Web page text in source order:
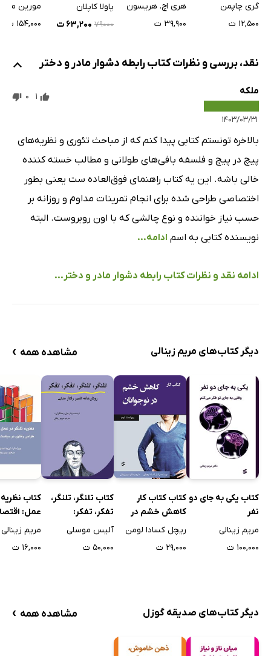
گری چاپمن
۱۲,۵۰۰ ت
هری اچ. هریسون
۳۹,۹۰۰ ت
پاولا کاپلان
۷۹۰۰۰ ۶۳,۲۰۰ ت
مورین
۱۵۴,۰۰۰ ت
نقد، بررسی و نظرات کتاب رابطه‌ دشوار مادر و دختر
ملکه
۱۴۰۳/۰۳/۳۱
1
0
بالاخره تونستم کتابی پیدا کنم که از مباحث تئوری و نظریه‌های
پیچ در پیچ و فلسفه بافی‌های طولانی و مطالب خسته کننده
خالی باشه. این یه کتاب راهنمای فوق‌العاده ست یعنی بطور
اختصاصی طراحی شده برای انجام تمرینات مداوم و روزانه بر
حسب نیاز خواننده و نوع چالشی که با اون روبروست. البته
نویسنده کتابی به اسم ادامه...
ادامه نقد و نظرات کتاب رابطه‌ دشوار مادر و دختر...
دیگر کتاب‌های مریم زینالی مشاهده همه ›
کتاب یکی به جای دو
نفر
مریم زینالی
۱۰۰,۰۰۰ ت
کتاب کتاب کار
کاهش خشم در
نوجوانان
ریچل کسادا لومن
۲۹,۰۰۰ ت
کتاب تلنگر، تلنگر،
تفکر، تفکر:
روش‌های تغییر رفتار
آلیس موسلی
۵۰,۰۰۰ ت
کتاب نظریه
عمل:
در سیاست
مریم زینالی
۱۶,۰۰۰ ت
دیگر کتاب‌های صدیقه گوزل مشاهده همه ›